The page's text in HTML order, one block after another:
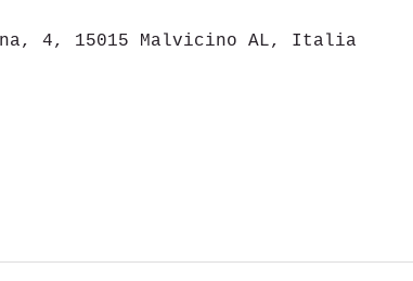
4, 15015 Malvicino AL, Italia